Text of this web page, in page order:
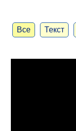
Все Текст